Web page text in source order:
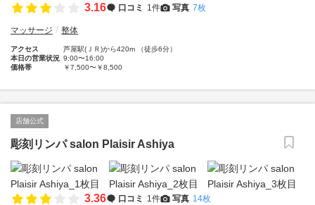
3.16 口コミ 1件 写真 7枚
マッサージ 整体
アクセス
芦屋駅(ＪＲ)から420m （徒歩6分）
本日の営業状況 9:00〜16:00
価格帯
￥7,500〜￥8,500
店舗公式
彫刻リンパ salon Plaisir Ashiya
3.36 口コミ 1件 写真 14枚